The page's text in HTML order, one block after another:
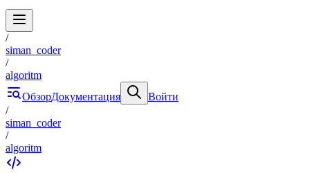
/
siman_coder
/
algoritm
ОбзорДокументация
Войти
/
siman_coder
/
algoritm